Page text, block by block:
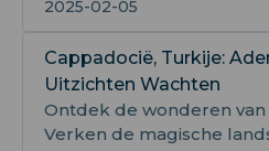
stad een verborgen parel
2025-02-05
Cappadocië, Turkije:
Uitzichten Wachten
Ontdek de wonderen van
Verken de magische